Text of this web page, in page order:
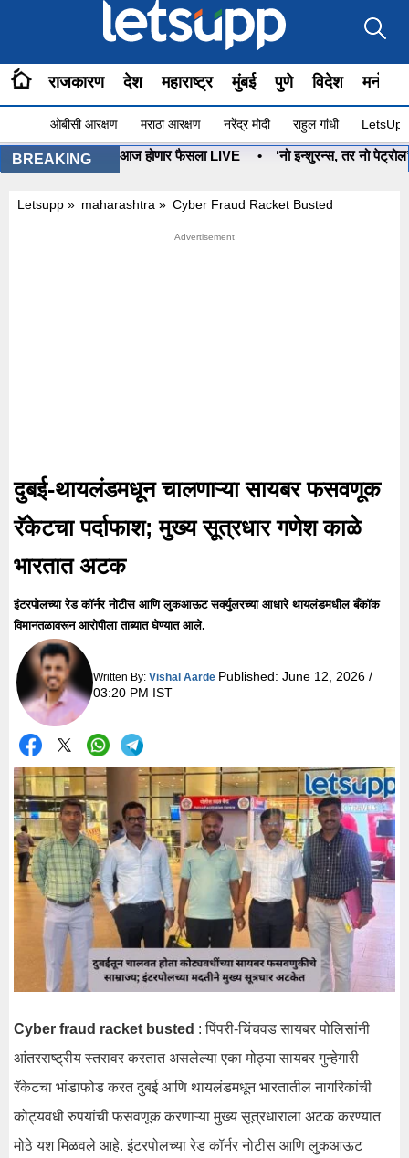
राजकारण देश महाराष्ट्र मुंबई पुणे विदेश
ओबीसी आरक्षण मराठा आरक्षण नरेंद्र मोदी राहुल गांधी
BREAKING
कोणाचा? आज होणार फैसला LIVE • ‘नो इन्शुरन्स, तर नो पेट्रोल’
Letsupp » maharashtra » Cyber Fraud Racket Busted
दुबई-थायलंडमधून चालणाऱ्या सायबर फसवणूक
रॅकेटचा पर्दाफाश; मुख्य सूत्रधार गणेश काळे
भारतात अटक
इंटरपोलच्या रेड कॉर्नर नोटीस आणि लुकआऊट सर्क्युलरच्या आधारे थायलंडमधील बँकॉक
विमानतळावरून आरोपीला ताब्यात घेण्यात आले.
Written By: Vishal Aarde Published: June 12, 2026 /
03:20 PM IST
Cyber ​​fraud racket busted : पिंपरी-चिंचवड सायबर पोलिसांनी
आंतरराष्ट्रीय स्तरावर करतात असलेल्या एका मोठ्या सायबर गुन्हेगारी
रॅकेटचा भांडाफोड करत दुबई आणि थायलंडमधून भारतातील नागरिकांची
कोट्यवधी रुपयांची फसवणूक करणाऱ्या मुख्य सूत्रधाराला अटक करण्यात
मोठे यश मिळवले आहे. इंटरपोलच्या रेड कॉर्नर नोटीस आणि लुकआऊट